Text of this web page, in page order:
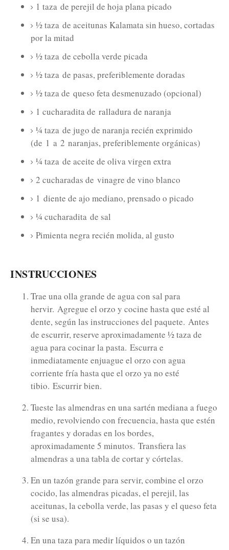
1 taza de perejil de hoja plana picado
½ taza de aceitunas Kalamata sin hueso, cortadas
por la mitad
½ taza de cebolla verde picada
½ taza de pasas, preferiblemente doradas
½ taza de queso feta desmenuzado (opcional)
1 cucharadita de ralladura de naranja
¼ taza de jugo de naranja recién exprimido
(de 1 a 2 naranjas, preferiblemente orgánicas)
¼ taza de aceite de oliva virgen extra
2 cucharadas de vinagre de vino blanco
1 diente de ajo mediano, prensado o picado
¼ cucharadita de sal
Pimienta negra recién molida, al gusto
INSTRUCCIONES
Trae una olla grande de agua con sal para
hervir. Agregue el orzo y cocine hasta que esté al
dente, según las instrucciones del paquete. Antes
de escurrir, reserve aproximadamente ½ taza de
agua para cocinar la pasta. Escurra e
inmediatamente enjuague el orzo con agua
corriente fría hasta que el orzo ya no esté
tibio. Escurrir bien.
Tueste las almendras en una sartén mediana a fuego
medio, revolviendo con frecuencia, hasta que estén
fragantes y doradas en los bordes,
aproximadamente 5 minutos. Transfiera las
almendras a una tabla de cortar y córtelas.
En un tazón grande para servir, combine el orzo
cocido, las almendras picadas, el perejil, las
aceitunas, la cebolla verde, las pasas y el queso feta
(si se usa).
En una taza para medir líquidos o un tazón